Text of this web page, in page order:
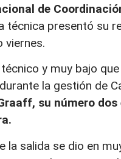
de
técnica presentó su
viernes.
y muy bajo
la gestión de
su número
la salida se dio en